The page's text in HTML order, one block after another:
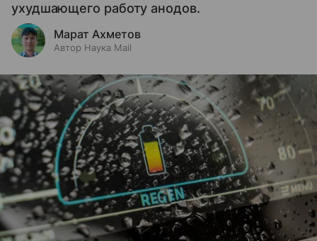
ухудшающего работу анодов.
Марат Ахметов
Автор Наука Mail